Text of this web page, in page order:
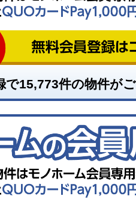
で15,773件の物件が